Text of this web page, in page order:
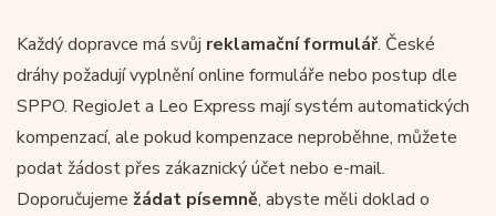
Každý dopravce má svůj reklamační formulář. České
dráhy požadují vyplnění online formuláře nebo postup dle
SPPO. RegioJet a Leo Express mají systém automatických
kompenzací, ale pokud kompenzace neproběhne, můžete
podat žádost přes zákaznický účet nebo e-mail.
Doporučujeme žádat písemně, abyste měli doklad o